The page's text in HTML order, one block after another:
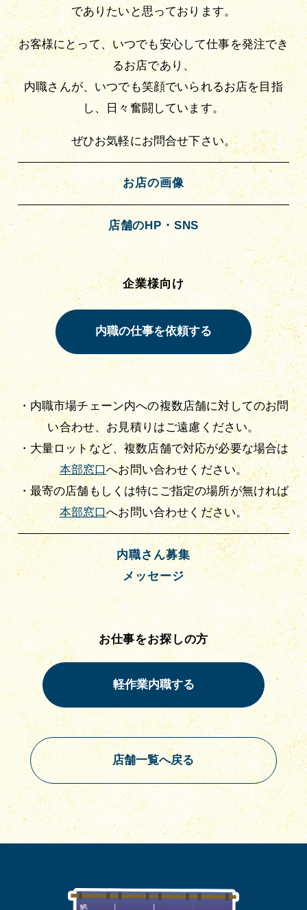
でありたいと思っております。
お客様にとって、いつでも安心して仕事を発注でき
るお店であり、
内職さんが、いつでも笑顔でいられるお店を目指
し、日々奮闘しています。
ぜひお気軽にお問合せ下さい。
お店の画像
店舗のHP・SNS
企業様向け
・内職市場チェーン内への複数店舗に対してのお問
い合わせ、お見積りはご遠慮ください。
・大量ロットなど、複数店舗で対応が必要な場合は
本部窓口へお問い合わせください。
・最寄の店舗もしくは特にご指定の場所が無ければ
本部窓口へお問い合わせください。
内職さん募集
メッセージ
お仕事をお探しの方
店舗一覧へ戻る